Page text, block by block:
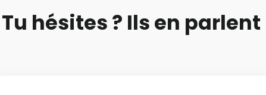
Tu hésites ? Ils en parlent